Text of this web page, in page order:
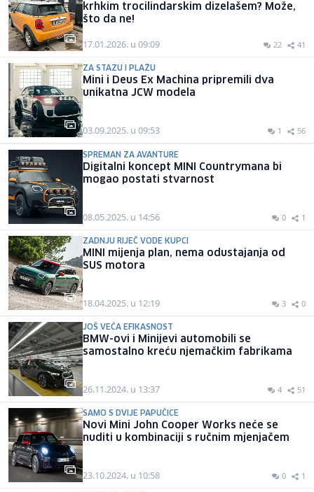
krhkim trocilindarskim dizelašem? Može,
što da ne!
17.01.2026. u 09:09 22 41
ZA STAZU I PLAŽU
Mini i Deus Ex Machina pripremili dva
unikatna JCW modela
03.09.2025. u 09:53 1 56
SPREMAN ZA AVANTURE
Digitalni koncept MINI Countrymana bi
mogao postati stvarnost
08.05.2025. u 14:56 0 1
ZADNJU RIJEČ VODE KUPCI
MINI mijenja plan, nema odustajanja od
SUS motora
18.04.2025. u 12:19 3 0
JOŠ VEĆA EFIKASNOST
BMW-ovi i Minijevi automobili se
samostalno kreću njemačkim fabrikama
26.11.2024. u 13:37 4 51
SAMO S DVIJE PAPUČICE
Novi Mini John Cooper Works neće se
nuditi u kombinaciji s ručnim mjenjačem
23.10.2024. u 10:58 0 1